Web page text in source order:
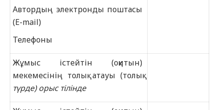
Автордың электронды поштасы
(E-mail)
Телефоны
Жұмыс істейтін (оқитын)
мекемесінің толық атауы (толық
түрде) орыс тілінде